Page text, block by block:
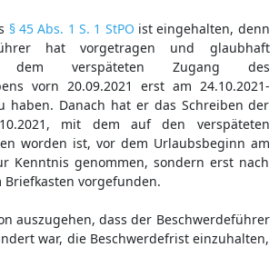
§ 45 Abs. 1 S. 1 StPO ist eingehalten, denn
hat vorgetragen und glaubhaft
dem verspäteten Zugang des
vorn 20.09.2021 erst am 24.10.2021-
haben. Danach hat er das Schreiben der
mit dem auf den verspäteten
worden ist, vor dem Urlaubsbeginn am
Kenntnis genommen, sondern erst nach
Briefkasten vorgefunden.
auszugehen, dass der Beschwerdeführer
war, die Beschwerdefrist einzuhalten,